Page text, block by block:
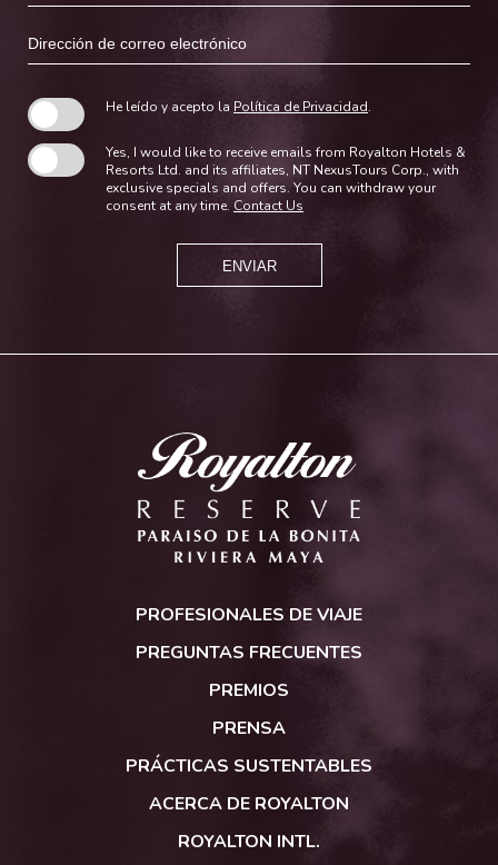
Dirección
de
electrónico
He leído y acepto la Política de Privacidad.
Yes, I would like to receive emails from Royalton Hotels &
Resorts Ltd. and its affiliates, NT NexusTours Corp., with
exclusive specials and offers. You can withdraw your
consent at any time. Contact Us
ENVIAR
Paraíso
de
PROFESIONALES DE VIAJE
PREGUNTAS FRECUENTES
PREMIOS
PRENSA
PRÁCTICAS SUSTENTABLES
ACERCA DE ROYALTON
ROYALTON INTL.